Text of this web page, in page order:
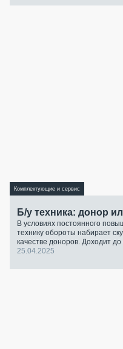
Комплектующие и сервис
Б/у техника: донор
В условиях постоянного
технику обороты набирает
качестве доноров. Доходит
25.04.2025